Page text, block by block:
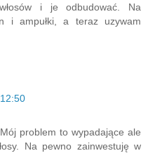
i je odbudować. Na
i ampułki, a teraz uzywam
problem to wypadające ale
Na pewno zainwestuję w